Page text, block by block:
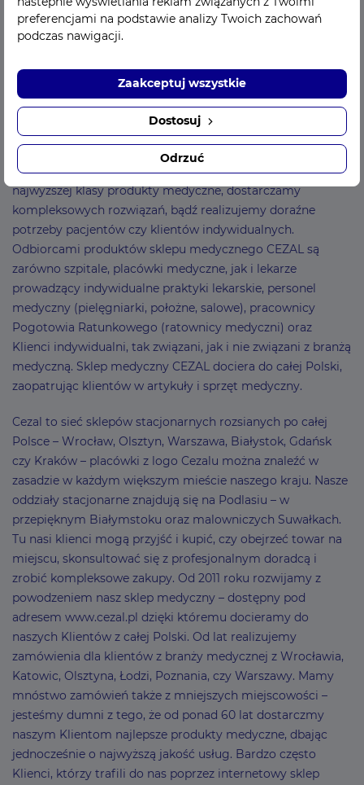
Sklep medyczny Cezal Sp. z o.o. to istniejący od 1949 roku
wszelkie potrzebne akcesoria i sprzęt medyczny. Po
przekształceniu w 1998 roku w spółkę z ograniczoną
odpowiedzialnością działamy dalej zaopatrując naszych
Klientów w akcesoria medyczne. Choć zmienił się profil
własności firmy, to nie zmieniła się jej podstawowa forma
działania – nadal zaopatrujemy branżę medyczną w
najwyższej klasy produkty medyczne, dostarczamy
kompleksowych rozwiązań, bądź realizujemy doraźne
potrzeby pacjentów czy klientów indywidualnych.
Odbiorcami produktów sklepu medycznego CEZAL są
zarówno szpitale, placówki medyczne, jak i lekarze
prowadzący indywidualne praktyki lekarskie, personel
medyczny (pielęgniarki, położne, salowe), pracownicy
Pogotowia Ratunkowego (ratownicy medyczni) oraz
Klienci indywidualni, tak związani, jak i nie związani z branżą
medyczną. Sklep medyczny CEZAL dociera do całej Polski,
zaopatrując klientów w artykuły i sprzęt medyczny.
Cezal to sieć sklepów stacjonarnych rozsianych po całej
Polsce – Wrocław, Olsztyn, Warszawa, Białystok, Gdańsk
czy Kraków – placówki z logo Cezalu można znaleźć w
zasadzie w każdym większym mieście naszego kraju. Nasze
oddziały stacjonarne znajdują się na Podlasiu – w
przepięknym Białymstoku oraz malowniczych Suwałkach.
Tu nasi klienci mogą przyjść i kupić, czy obejrzeć towar na
miejscu, skonsultować się z profesjonalnym doradcą i
zrobić kompleksowe zakupy. Od 2011 roku rozwijamy z
powodzeniem nasz sklep medyczny – dostępny pod
adresem www.cezal.pl dzięki któremu docieramy do
naszych Klientów z całej Polski. Od lat realizujemy
zamówienia dla klientów z branży medycznej z Wrocławia,
Katowic, Olsztyna, Łodzi, Poznania, czy Warszawy. Mamy
mnóstwo zamówień także z mniejszych miejscowości –
jesteśmy dumni z tego, że od ponad 60 lat dostarczmy
naszym Klientom najlepsze produkty medyczne, dbając
jednocześnie o najwyższą jakość usług. Bardzo często
Klienci, którzy trafili do nas poprzez internetowy sklep
preferencjami na podstawie analizy Twoich zachowań
podczas nawigacji.
Odrzuć
Dostosuj
Zaakceptuj wszystkie